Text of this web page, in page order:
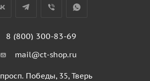
8 (800) 300-83-69
mail@ct-shop.ru
просп. Победы, 35, Тверь